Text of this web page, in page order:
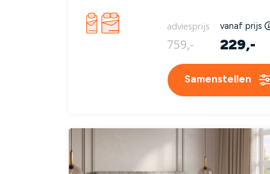
adviesprijs vanaf prijs
759,- 229,-
Samenstellen